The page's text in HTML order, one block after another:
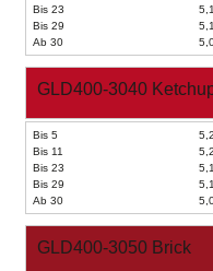
Bis 23
Bis 29
Ab 30
GLD400-3040
Bis 5
Bis 11
Bis 23
Bis 29
Ab 30
GLD400-3050 Brick